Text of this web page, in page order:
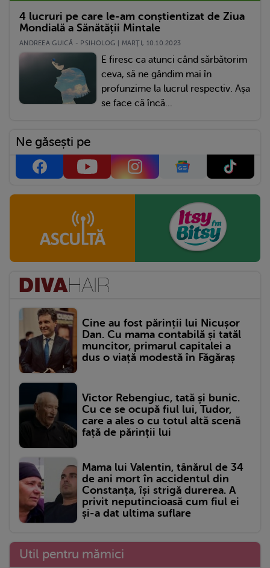
4 lucruri pe care le-am conștientizat de Ziua
Mondială a Sănătății Mintale
ANDREEA GUICĂ - PSIHOLOG | MARŢI, 10.10.2023
E firesc ca atunci când sărbătorim
ceva, să ne gândim mai în
profunzime la lucrul respectiv. Așa
se face că încă...
Ne găsești pe
Cine au fost părinții lui Nicușor
Dan. Cu mama contabilă și tatăl
muncitor, primarul capitalei a
dus o viață modestă în Făgăraș
Victor Rebengiuc, tată și bunic.
Cu ce se ocupă fiul lui, Tudor,
care a ales o cu totul altă scenă
față de părinții lui
Mama lui Valentin, tânărul de 34
de ani mort în accidentul din
Constanța, își strigă durerea. A
privit neputincioasă cum fiul ei
și-a dat ultima suflare
Util pentru mămici